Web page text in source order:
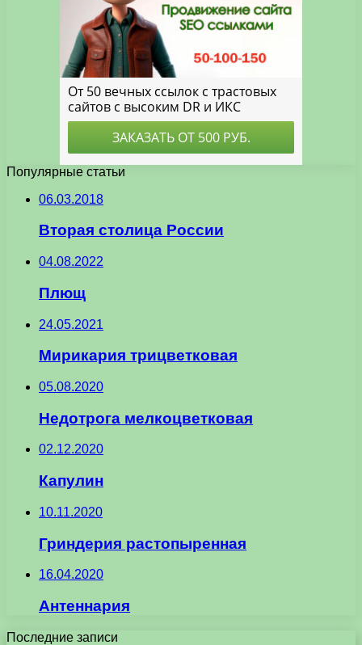
Популярные статьи
06.03.2018
Вторая столица России
04.08.2022
Плющ
24.05.2021
Мирикария трицветковая
05.08.2020
Недотрога мелкоцветковая
02.12.2020
Капулин
10.11.2020
Гриндерия растопыренная
16.04.2020
Антеннария
Последние записи